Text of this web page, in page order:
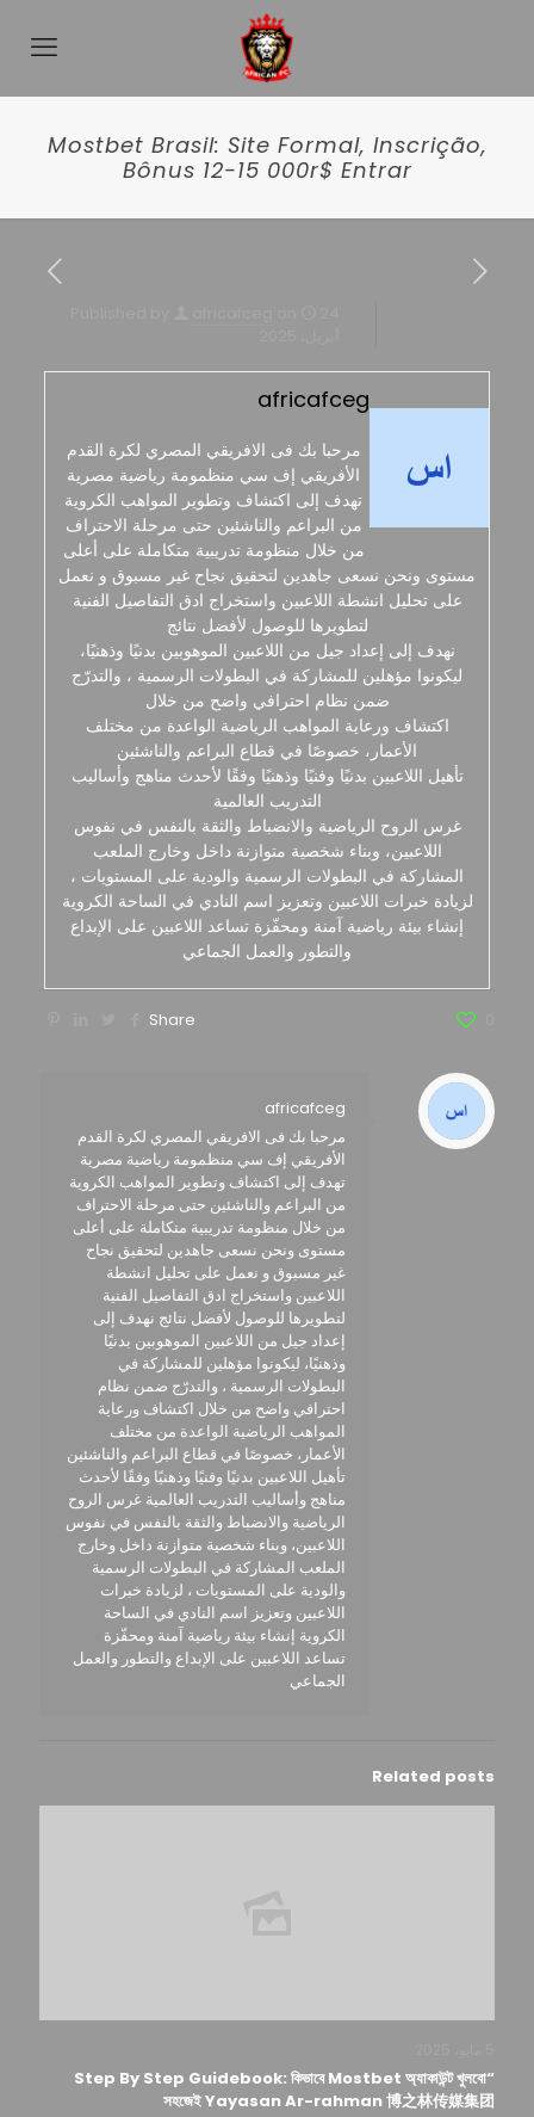
Mostbet Brasil: Site Formal, Inscrição,
Bônus 12-15 000r$ Entrar
africafceg
مرحبا بك فى الافريقي المصري لكرة القدم
الأفريقي إف سي منظمومة رياضية مصرية
تهدف إلى اكتشاف وتطوير المواهب الكروية
من البراعم والناشئين حتى مرحلة الاحتراف
من خلال منظومة تدريبية متكاملة على أعلى
مستوى ونحن نسعى جاهدين لتحقيق نجاح غير مسبوق و نعمل
على تحليل انشطة اللاعبين واستخراج ادق التفاصيل الفنية
لتطويرها للوصول لأفضل نتائج
نهدف إلى إعداد جيل من اللاعبين الموهوبين بدنيًا وذهنيًا،
ليكونوا مؤهلين للمشاركة في البطولات الرسمية ، والتدرّج
ضمن نظام احترافي واضح من خلال
اكتشاف ورعاية المواهب الرياضية الواعدة من مختلف
الأعمار، خصوصًا في قطاع البراعم والناشئين
تأهيل اللاعبين بدنيًا وفنيًا وذهنيًا وفقًا لأحدث مناهج وأساليب
التدريب العالمية
غرس الروح الرياضية والانضباط والثقة بالنفس في نفوس
اللاعبين، وبناء شخصية متوازنة داخل وخارج الملعب
المشاركة في البطولات الرسمية والودية على المستويات ،
لزيادة خبرات اللاعبين وتعزيز اسم النادي في الساحة الكروية
إنشاء بيئة رياضية آمنة ومحفّزة تساعد اللاعبين على الإبداع
والتطور والعمل الجماعي
Share
africafceg
مرحبا بك فى الافريقي المصري لكرة القدم
الأفريقي إف سي منظمومة رياضية مصرية
تهدف إلى اكتشاف وتطوير المواهب الكروية
من البراعم والناشئين حتى مرحلة الاحتراف
من خلال منظومة تدريبية متكاملة على أعلى
مستوى ونحن نسعى جاهدين لتحقيق نجاح
غير مسبوق و نعمل على تحليل انشطة
اللاعبين واستخراج ادق التفاصيل الفنية
لتطويرها للوصول لأفضل نتائج نهدف إلى
إعداد جيل من اللاعبين الموهوبين بدنيًا
وذهنيًا، ليكونوا مؤهلين للمشاركة في
البطولات الرسمية ، والتدرّج ضمن نظام
احترافي واضح من خلال اكتشاف ورعاية
المواهب الرياضية الواعدة من مختلف
الأعمار، خصوصًا في قطاع البراعم والناشئين
تأهيل اللاعبين بدنيًا وفنيًا وذهنيًا وفقًا لأحدث
مناهج وأساليب التدريب العالمية غرس الروح
الرياضية والانضباط والثقة بالنفس في نفوس
اللاعبين، وبناء شخصية متوازنة داخل وخارج
الملعب المشاركة في البطولات الرسمية
والودية على المستويات ، لزيادة خبرات
اللاعبين وتعزيز اسم النادي في الساحة
الكروية إنشاء بيئة رياضية آمنة ومحفّزة
تساعد اللاعبين على الإبداع والتطور والعمل
الجماعي
Related posts
“Step By Step Guidebook: কিভাবে Mostbet অ্যাকাউন্ট খুলবো
সহজেই Yayasan Ar-rahman 博之林传媒集团